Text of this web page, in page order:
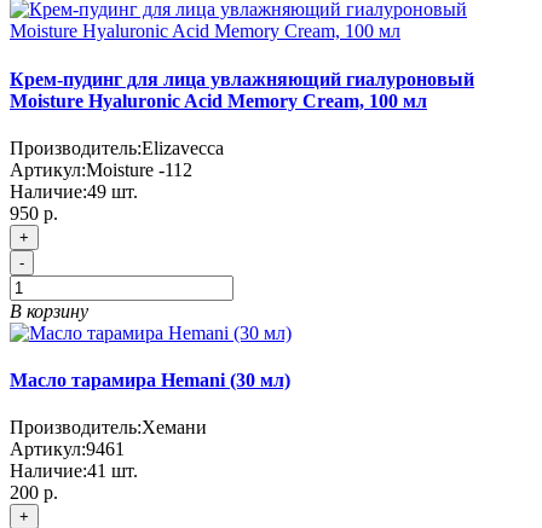
Крем-пудинг для лица увлажняющий гиалуроновый
Moisture Hyaluronic Acid Memory Cream, 100 мл
Производитель:Elizavecca
Артикул:Moisture -112
Наличие:49 шт.
950 р.
+
-
В корзину
Масло тарамира Hemani (30 мл)
Производитель:Хемани
Артикул:9461
Наличие:41 шт.
200 р.
+